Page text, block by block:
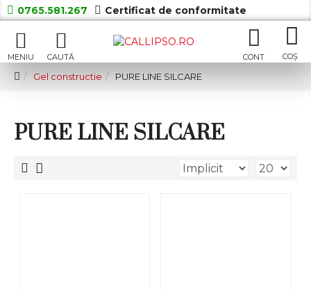
0765.581.267 Certificat de conformitate
Gel constructie PURE LINE SILCARE
PURE LINE SILCARE